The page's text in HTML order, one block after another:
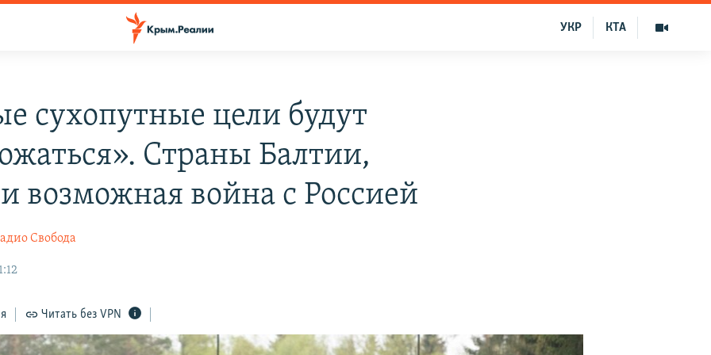
КТА
УКР
сухопутные цели будут
Страны Балтии,
возможная война с Россией
Свобода
Читать без VPN